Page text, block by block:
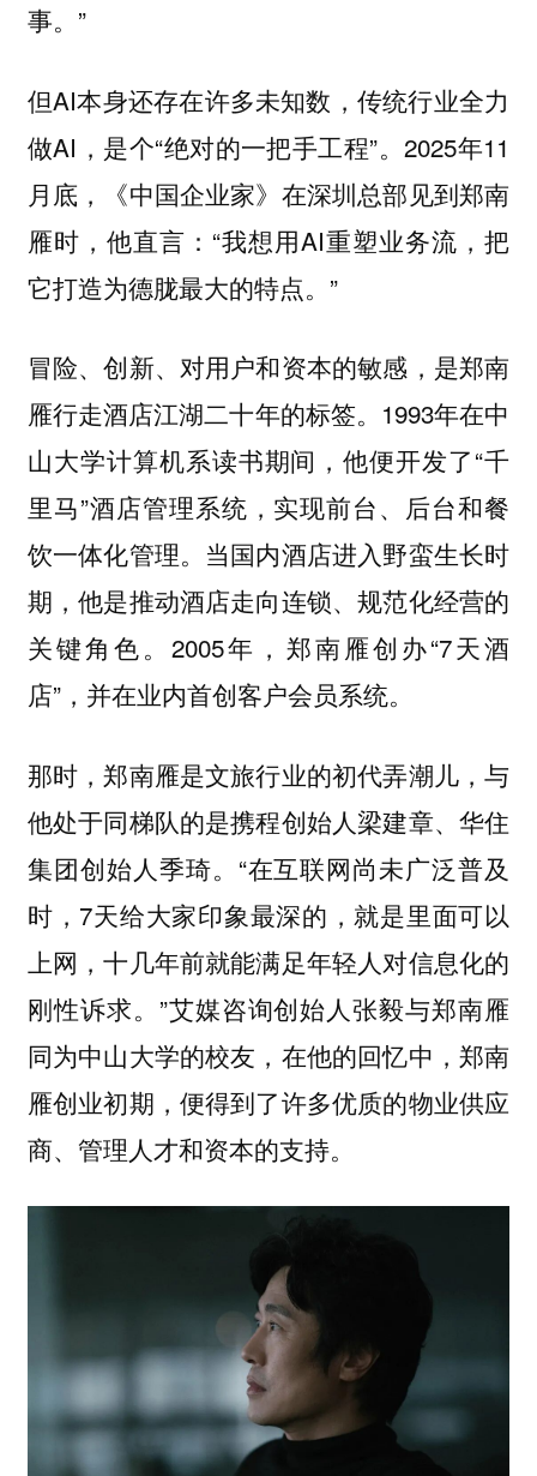
事。”
但AI本身还存在许多未知数，传统行业全力
做AI，是个“绝对的一把手工程”。2025年11
月底，《中国企业家》在深圳总部见到郑南
雁时，他直言：“我想用AI重塑业务流，把
它打造为德胧最大的特点。”
冒险、创新、对用户和资本的敏感，是郑南
雁行走酒店江湖二十年的标签。1993年在中
山大学计算机系读书期间，他便开发了“千
里马”酒店管理系统，实现前台、后台和餐
饮一体化管理。当国内酒店进入野蛮生长时
期，他是推动酒店走向连锁、规范化经营的
关键角色。2005年，郑南雁创办“7天酒
店”，并在业内首创客户会员系统。
那时，郑南雁是文旅行业的初代弄潮儿，与
他处于同梯队的是携程创始人梁建章、华住
集团创始人季琦。 “在互联网尚未广泛普及
时，7天给大家印象最深的，就是里面可以
上网，十几年前就能满足年轻人对信息化的
刚性诉求。”艾媒咨询创始人张毅与郑南雁
同为中山大学的校友，在他的回忆中，郑南
雁创业初期，便得到了许多优质的物业供应
商、管理人才和资本的支持。